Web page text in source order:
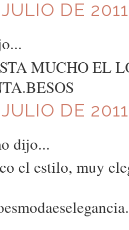
DE
MUCHO EL
DE
dijo...
el estilo, muy